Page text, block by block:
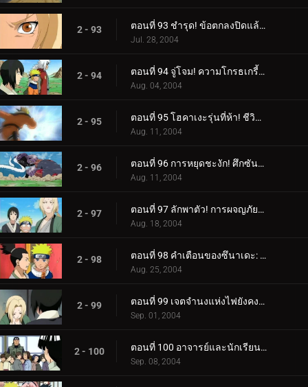
2 - 93 ตอนที่ 93 ชำรุด! ข้อตกลงปิดแล้ว!
Jul. 28, 2004
2 - 94 ตอนที่ 94 จู่โจม! ความโกรธเกรี้ยวของ Rasengan!
Aug. 04, 2004
2 - 95 ตอนที่ 95 โฮคาเงะรุ่นที่ห้า! ชีวิตบนเส้น!
Aug. 11, 2004
2 - 96 ตอนที่ 96 การหยุดชะงัก! ศึกซันนิน!
Aug. 11, 2004
2 - 97 ตอนที่ 97 ลักพาตัว! การผจญภัยในบ่อน้ำพุร้อนของนารูโตะ!
Aug. 18, 2004
2 - 98 ตอนที่ 98 คำเตือนของซึนาเดะ: หมดนินจาแล้ว!
Aug. 25, 2004
2 - 99 ตอนที่ 99 เจตจำนงแห่งไฟยังคงเผาไหม้!
Sep. 01, 2004
2 - 100 ตอนที่ 100 อาจารย์และนักเรียน: สายสัมพันธ์ของชิโนบิ!
Sep. 08, 2004